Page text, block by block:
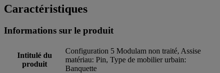
Caractéristiques
Informations sur le produit
Intitulé du
produit
Configuration 5 Modulam non traité, Assise
matériau: Pin, Type de mobilier urbain:
Banquette